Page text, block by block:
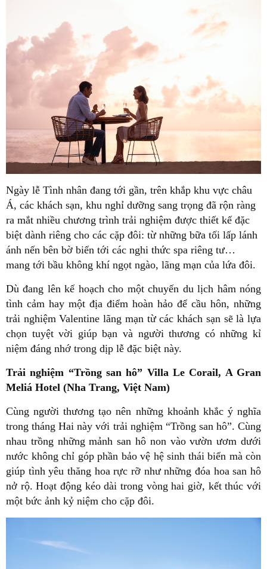
Ngày lễ Tình nhân đang tới gần, trên khắp khu vực châu
Á, các khách sạn, khu nghỉ dưỡng sang trọng đã rộn ràng
ra mắt nhiều chương trình trải nghiệm được thiết kế đặc
biệt dành riêng cho các cặp đôi: từ những bữa tối lấp lánh
ánh nến bên bờ biển tới các nghi thức spa riêng tư…
mang tới bầu không khí ngọt ngào, lãng mạn của lứa đôi.
Dù đang lên kế hoạch cho một chuyến du lịch hâm nóng
tình cảm hay một địa điểm hoàn hảo để cầu hôn, những
trải nghiệm Valentine lãng mạn từ các khách sạn sẽ là lựa
chọn tuyệt vời giúp bạn và người thương có những kỉ
niệm đáng nhớ trong dịp lễ đặc biệt này.
Trải nghiệm “Trồng san hô” Villa Le Corail, A Gran
Meliá Hotel (Nha Trang, Việt Nam)
Cùng người thương tạo nên những khoảnh khắc ý nghĩa
trong tháng Hai này với trải nghiệm “Trồng san hô”. Cùng
nhau trồng những mảnh san hô non vào vườn ươm dưới
nước không chỉ góp phần bảo vệ hệ sinh thái biển mà còn
giúp tình yêu thăng hoa rực rỡ như những đóa hoa san hô
nở rộ. Hoạt động kéo dài trong vòng hai giờ, kết thúc với
một bức ảnh kỷ niệm cho cặp đôi.